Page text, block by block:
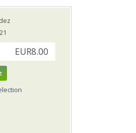
EUR8.00